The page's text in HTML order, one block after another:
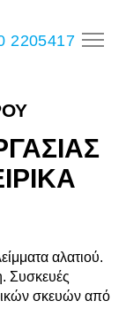
2205417
αλατιού.
Συσκευές
σκευών από